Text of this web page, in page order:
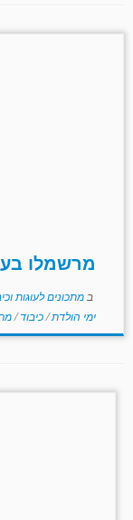
מרשמלו
ב מתכונים לעוגות
ימי הולדת/כיבוד/